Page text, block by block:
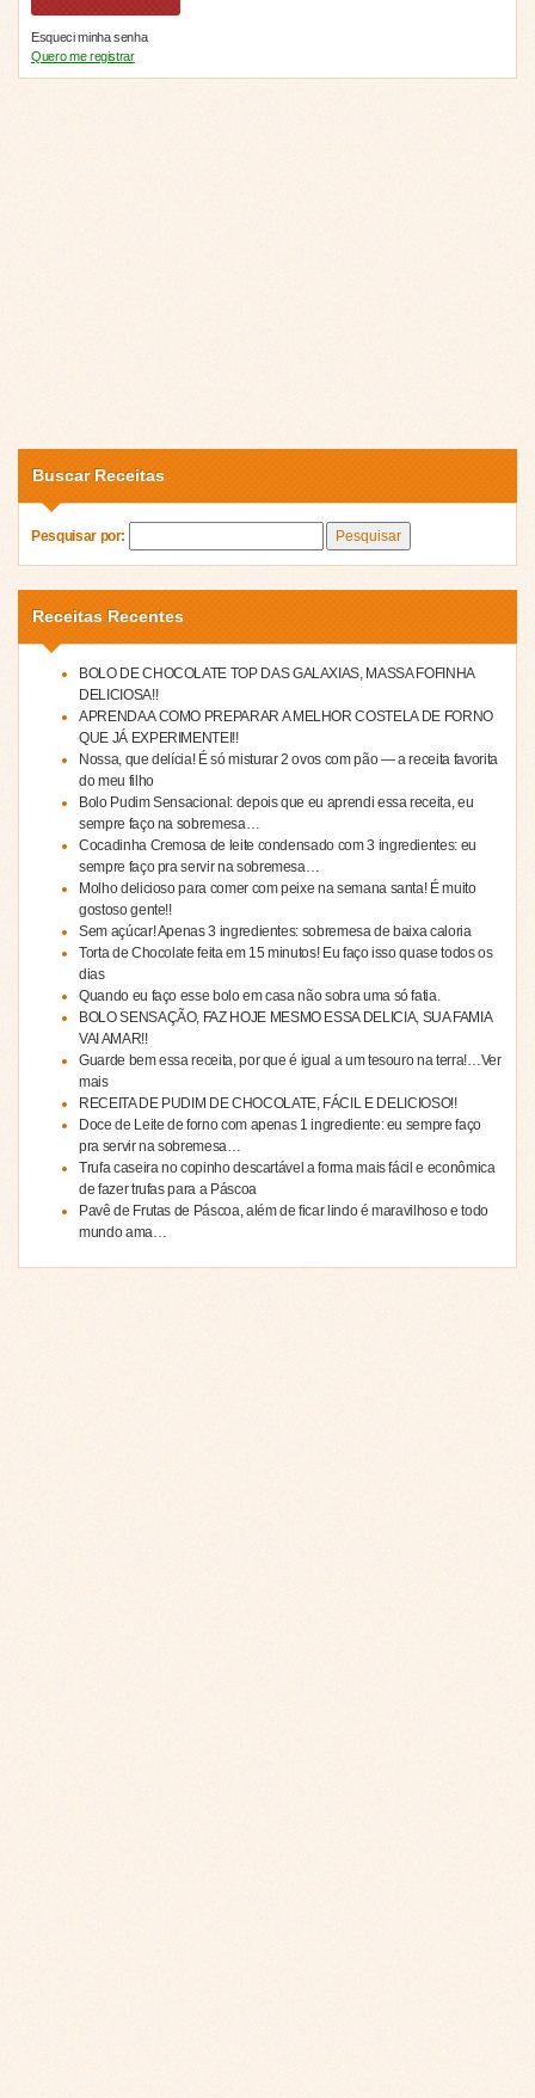
Esqueci minha senha
Quero me registrar
Buscar Receitas
Pesquisar por:
Receitas Recentes
BOLO DE CHOCOLATE TOP DAS GALAXIAS, MASSA FOFINHA
DELICIOSA!!
APRENDA A COMO PREPARAR A MELHOR COSTELA DE FORNO
QUE JÁ EXPERIMENTEI!!
Nossa, que delícia! É só misturar 2 ovos com pão — a receita favorita
do meu filho
Bolo Pudim Sensacional: depois que eu aprendi essa receita, eu
sempre faço na sobremesa…
Cocadinha Cremosa de leite condensado com 3 ingredientes: eu
sempre faço pra servir na sobremesa…
Molho delicioso para comer com peixe na semana santa! É muito
gostoso gente!!
Sem açúcar! Apenas 3 ingredientes: sobremesa de baixa caloria
Torta de Chocolate feita em 15 minutos! Eu faço isso quase todos os
dias
Quando eu faço esse bolo em casa não sobra uma só fatia.
BOLO SENSAÇÃO, FAZ HOJE MESMO ESSA DELICIA, SUA FAMIA
VAI AMAR!!
Guarde bem essa receita, por que é igual a um tesouro na terra!…Ver
mais
RECEITA DE PUDIM DE CHOCOLATE, FÁCIL E DELICIOSO!!
Doce de Leite de forno com apenas 1 ingrediente: eu sempre faço
pra servir na sobremesa…
Trufa caseira no copinho descartável a forma mais fácil e econômica
de fazer trufas para a Páscoa
Pavê de Frutas de Páscoa, além de ficar lindo é maravilhoso e todo
mundo ama…